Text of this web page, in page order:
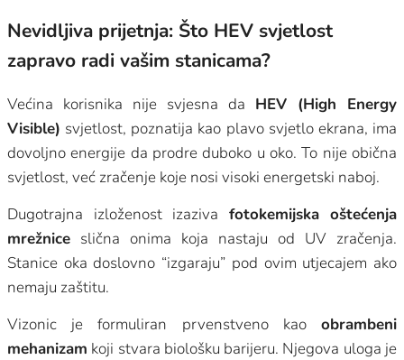
Nevidljiva prijetnja: Što HEV svjetlost
zapravo radi vašim stanicama?
Većina korisnika nije svjesna da HEV (High Energy
Visible) svjetlost, poznatija kao plavo svjetlo ekrana, ima
dovoljno energije da prodre duboko u oko. To nije obična
svjetlost, već zračenje koje nosi visoki energetski naboj.
Dugotrajna izloženost izaziva fotokemijska oštećenja
mrežnice slična onima koja nastaju od UV zračenja.
Stanice oka doslovno “izgaraju” pod ovim utjecajem ako
nemaju zaštitu.
Vizonic je formuliran prvenstveno kao obrambeni
mehanizam koji stvara biološku barijeru. Njegova uloga je